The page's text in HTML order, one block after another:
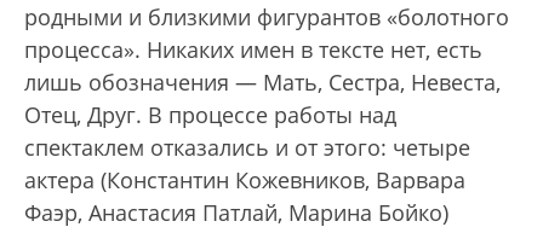
родными и близкими фигурантов «болотного
процесса». Никаких имен в тексте нет, есть
лишь обозначения — Мать, Сестра, Невеста,
Отец, Друг. В процессе работы над
спектаклем отказались и от этого: четыре
актера (Константин Кожевников, Варвара
Фаэр, Анастасия Патлай, Марина Бойко)